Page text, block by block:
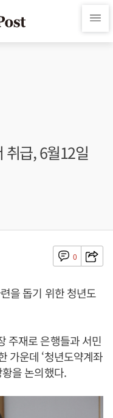
취급, 6월12일
0
을 돕기 위한 청년도
주재로 은행들과 서민
가운데 ‘청년도약계좌
을 논의했다.